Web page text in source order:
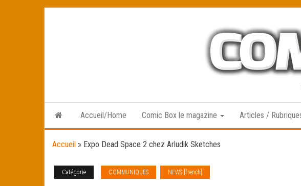
Accueil/Home Comic Box le magazine Articles /
Accueil » Expo Dead Space 2 chez Arludik Sketches
Catégorie COMMUNIQUES NEWS [french]